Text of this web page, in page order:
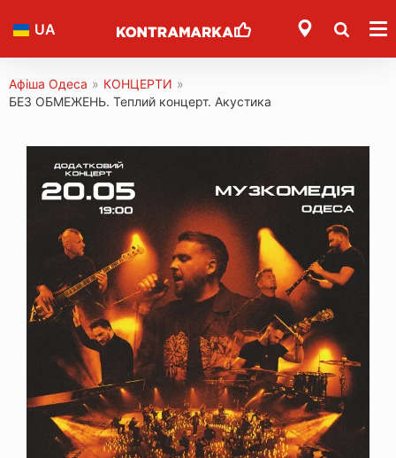
UA
Афіша Одеса » КОНЦЕРТИ »
БЕЗ ОБМЕЖЕНЬ. Теплий концерт. Акустика